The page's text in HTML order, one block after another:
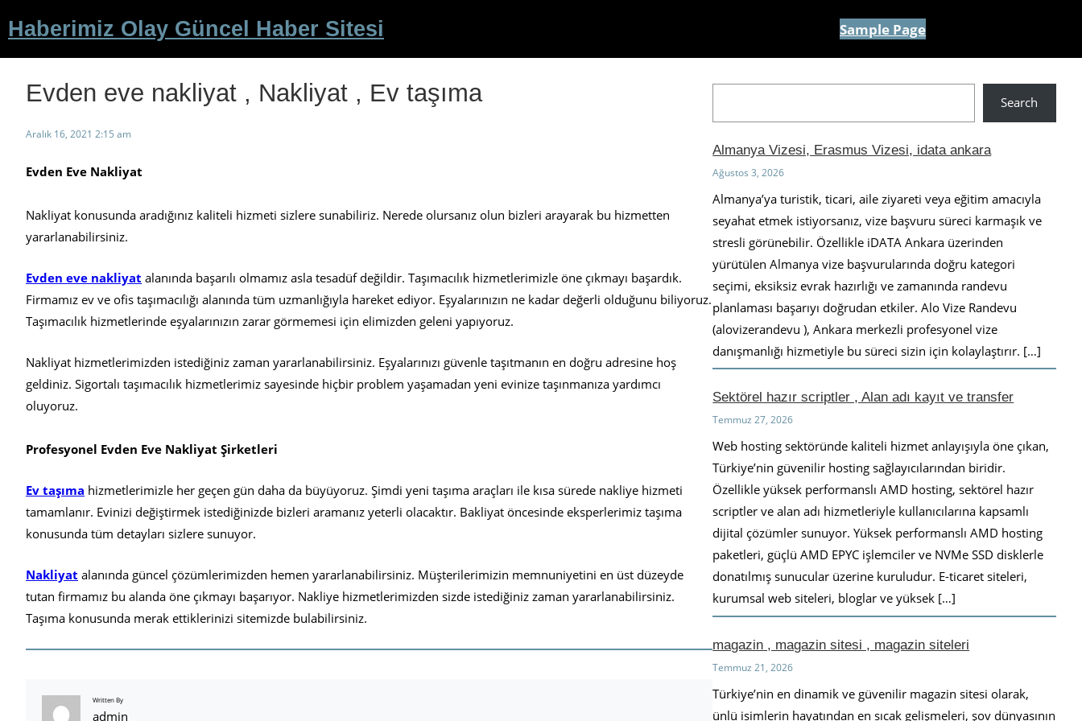
geçHaberimiz Olay Güncel Haber Sitesi Sample Page
Evden eve nakliyat , Nakliyat , Ev taşıma
Aralık 16, 2021 2:15 am
Evden Eve Nakliyat
Nakliyat konusunda aradığınız kaliteli hizmeti sizlere sunabiliriz. Nerede olursanız olun bizleri arayarak bu hizmetten
yararlanabilirsiniz.
Evden eve nakliyat alanında başarılı olmamız asla tesadüf değildir. Taşımacılık hizmetlerimizle öne çıkmayı başardık.
Firmamız ev ve ofis taşımacılığı alanında tüm uzmanlığıyla hareket ediyor. Eşyalarınızın ne kadar değerli olduğunu biliyoruz.
Taşımacılık hizmetlerinde eşyalarınızın zarar görmemesi için elimizden geleni yapıyoruz.
Nakliyat hizmetlerimizden istediğiniz zaman yararlanabilirsiniz. Eşyalarınızı güvenle taşıtmanın en doğru adresine hoş
geldiniz. Sigortalı taşımacılık hizmetlerimiz sayesinde hiçbir problem yaşamadan yeni evinize taşınmanıza yardımcı
oluyoruz.
Profesyonel Evden Eve Nakliyat Şirketleri
Ev taşıma hizmetlerimizle her geçen gün daha da büyüyoruz. Şimdi yeni taşıma araçları ile kısa sürede nakliye hizmeti
tamamlanır. Evinizi değiştirmek istediğinizde bizleri aramanız yeterli olacaktır. Bakliyat öncesinde eksperlerimiz taşıma
konusunda tüm detayları sizlere sunuyor.
Nakliyat alanında güncel çözümlerimizden hemen yararlanabilirsiniz. Müşterilerimizin memnuniyetini en üst düzeyde
tutan firmamız bu alanda öne çıkmayı başarıyor. Nakliye hizmetlerimizden sizde istediğiniz zaman yararlanabilirsiniz.
Taşıma konusunda merak ettiklerinizi sitemizde bulabilirsiniz.
Written By
admin
Search
Almanya Vizesi, Erasmus Vizesi, idata ankara
Ağustos 3, 2026
Almanya’ya turistik, ticari, aile ziyareti veya eğitim amacıyla
seyahat etmek istiyorsanız, vize başvuru süreci karmaşık ve
stresli görünebilir. Özellikle iDATA Ankara üzerinden
yürütülen Almanya vize başvurularında doğru kategori
seçimi, eksiksiz evrak hazırlığı ve zamanında randevu
planlaması başarıyı doğrudan etkiler. Alo Vize Randevu
(alovizerandevu ), Ankara merkezli profesyonel vize
danışmanlığı hizmetiyle bu süreci sizin için kolaylaştırır. […]
Sektörel hazır scriptler , Alan adı kayıt ve transfer
Temmuz 27, 2026
Web hosting sektöründe kaliteli hizmet anlayışıyla öne çıkan,
Türkiye’nin güvenilir hosting sağlayıcılarından biridir.
Özellikle yüksek performanslı AMD hosting, sektörel hazır
scriptler ve alan adı hizmetleriyle kullanıcılarına kapsamlı
dijital çözümler sunuyor. Yüksek performanslı AMD hosting
paketleri, güçlü AMD EPYC işlemciler ve NVMe SSD disklerle
donatılmış sunucular üzerine kuruludur. E-ticaret siteleri,
kurumsal web siteleri, bloglar ve yüksek […]
magazin , magazin sitesi , magazin siteleri
Temmuz 21, 2026
Türkiye’nin en dinamik ve güvenilir magazin sitesi olarak,
ünlü isimlerin hayatından en sıcak gelişmeleri, şov dünyasının